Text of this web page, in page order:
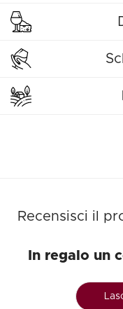
Recensisci il
In regalo un